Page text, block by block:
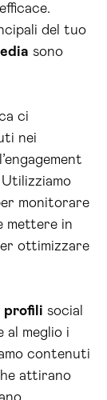
del tuo
sono
ci
nei
monitorare
mettere in
ottimizzare
profili social
meglio i
contenuti
attirano